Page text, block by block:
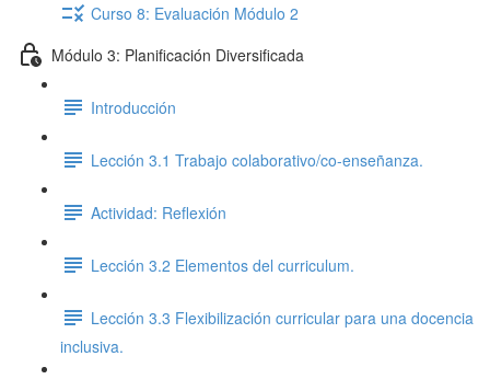
Curso 8: Evaluación Módulo 2
Módulo 3: Planificación Diversificada
Introducción
Lección 3.1 Trabajo colaborativo/co-enseñanza.
Actividad: Reflexión
Lección 3.2 Elementos del curriculum.
Lección 3.3 Flexibilización curricular para una docencia
inclusiva.